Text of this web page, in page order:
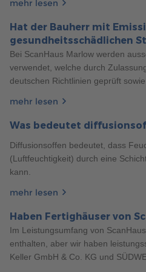
Allgemeines
DAUERT DER BAU EINES
Fertighaus genießen können?
die Bauprozessschritte sowie
Allgemeines
SO ENTSTEHT EIN
DETAIL
Erfahren Sie alles über die
der Fertigbauteile, Installation
Innenausbau.
mehr lesen
Hat der Bauherr mit
gesundheitsschädlichen
Bei ScanHaus Marlow werden
verwendet, welche durch
deutschen Richtlinien geprüft sowie
mehr lesen
Was bedeutet
Diffusionsoffen bedeutet, dass
(Luftfeuchtigkeit) durch eine
kann.
mehr lesen
Haben Fertighäuser von
Im Leistungsumfang von
enthalten, aber wir haben
Keller GmbH & Co. KG und